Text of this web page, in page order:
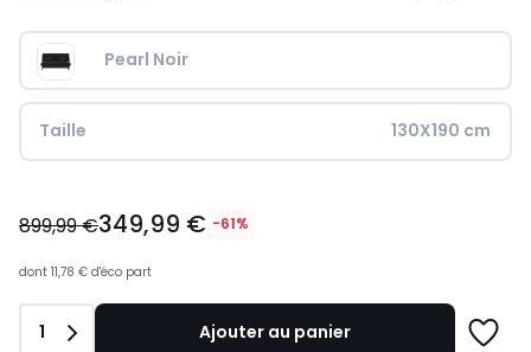
Pearl Noir
Taille 130X190 cm
€
lieu
899,99
899,99 €349,99 € -61%
dont 11,78 € d'éco part
Quantité
1 Ajouter au panier